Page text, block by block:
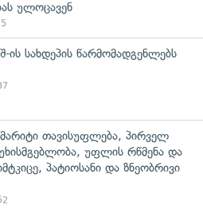
ულოცავენ
ის სახდეპის წარმომადგენლებს
თავისუფლება, პირველ
უფლის რწმენა და
პატიოსანი და ზნეობრივი